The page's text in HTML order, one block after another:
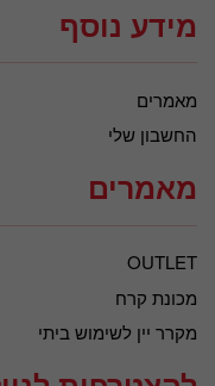
מידע נוסף
מאמרים
החשבון שלי
מאמרים
OUTLET
מכונת קרח
מקרר יין לשימוש ביתי